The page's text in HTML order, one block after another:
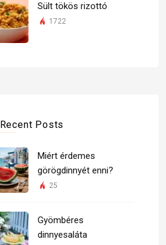
Sült tökös rizottó
1722
Recent Posts
Miért érdemes
görögdinnyét enni?
25
Gyömbéres
dinnyesaláta